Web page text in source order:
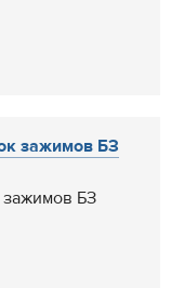
зажимов БЗ
БЗ